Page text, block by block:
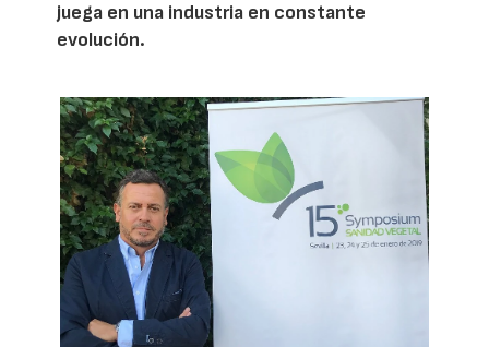
juega en una industria en constante
evolución.